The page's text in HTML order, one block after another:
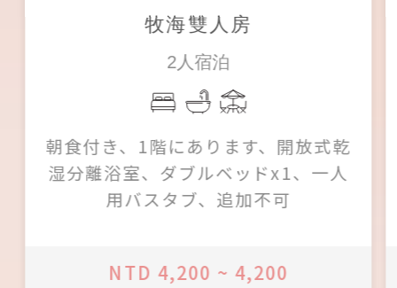
牧海雙人房
2人宿泊
朝食付き、1階にあります、開放式乾
湿分離浴室、ダブルベッドx1、一人
用バスタブ、追加不可
NTD 4,200 ~ 4,200